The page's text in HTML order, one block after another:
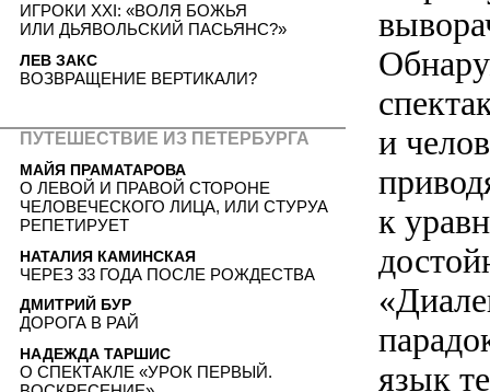
и
к
язык
ИГРОКИ XXI: «ВОЛЯ БОЖЬЯ
ИЛИ ДЬЯВОЛЬСКИЙ ПАСЬЯНС?»
ЛЕВ ЗАКС
ВОЗВРАЩЕНИЕ ВЕРТИКАЛИ?
ПУТЕШЕСТВИЕ ИЗ ПЕТЕРБУРГА
МАЙЯ ПРАМАТАРОВА
О ЛЕВОЙ И ПРАВОЙ СТОРОНЕ
ЧЕЛОВЕЧЕСКОГО ЛИЦА, ИЛИ СТУРУА
РЕПЕТИРУЕТ
НАТАЛИЯ КАМИНСКАЯ
ЧЕРЕЗ 33 ГОДА ПОСЛЕ РОЖДЕСТВА
ДМИТРИЙ БУР
ДОРОГА В РАЙ
НАДЕЖДА ТАРШИС
О СПЕКТАКЛЕ «УРОК ПЕРВЫЙ.